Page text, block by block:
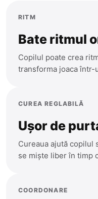
RITM
Bate ritmul
Copilul poate crea
transforma joaca
CUREA REGLABILĂ
Ușor de
Cureaua ajută copilul
se miște liber în timp
COORDONARE
Hincesti
Ialoveni
Nisporeni
Ocnita
Orhei
Rezina
Singerei